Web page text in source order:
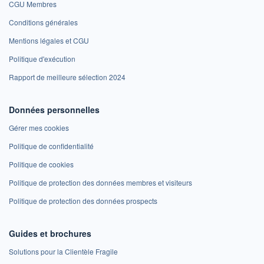
CGU Membres
Conditions générales
Mentions légales et CGU
Politique d'exécution
Rapport de meilleure sélection 2024
Données personnelles
Gérer mes cookies
Politique de confidentialité
Politique de cookies
Politique de protection des données membres et visiteurs
Politique de protection des données prospects
Guides et brochures
Solutions pour la Clientèle Fragile